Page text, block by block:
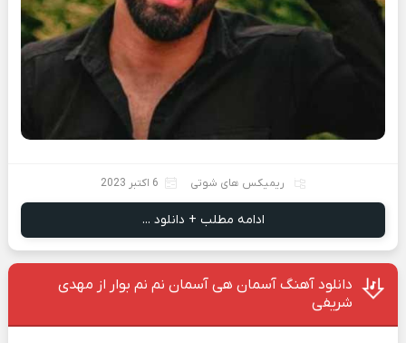
ریمیکس های شوتی 6 اکتبر 2023
ادامه مطلب + دانلود ...
دانلود آهنگ آسمان هی آسمان نم نم بوار از مهدی
شریفی